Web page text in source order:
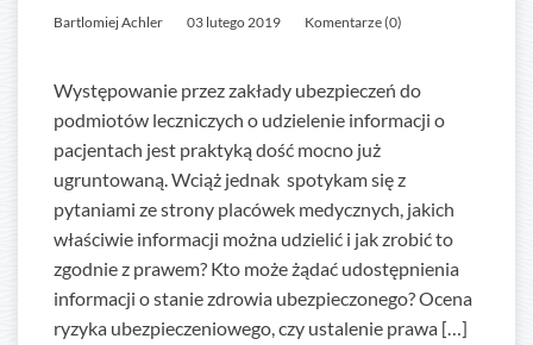
Bartlomiej Achler 03 lutego 2019 Komentarze (0)
Występowanie przez zakłady ubezpieczeń do
podmiotów leczniczych o udzielenie informacji o
pacjentach jest praktyką dość mocno już
ugruntowaną. Wciąż jednak spotykam się z
pytaniami ze strony placówek medycznych, jakich
właściwie informacji można udzielić i jak zrobić to
zgodnie z prawem? Kto może żądać udostępnienia
informacji o stanie zdrowia ubezpieczonego? Ocena
ryzyka ubezpieczeniowego, czy ustalenie prawa […]